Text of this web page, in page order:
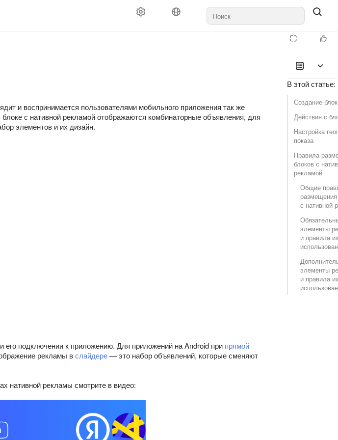
React Native
Документы и выплаты
В этой статье:
Создание
Действия с
Настройка
показа
Правила
блоков с
рекламой
Общие
с нативной
элементы
и правила
элементы
и правила
и воспринимается пользователями мобильного приложения так же
блоке с нативной рекламой отображаются комбинаторные объявления, для
элементов и их дизайн.
его подключении к приложению. Для приложений на Android при прямой
рекламы вслайдере— это набор объявлений, которые сменяют
нативной рекламы смотрите в видео: